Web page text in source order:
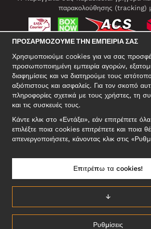
παρακολούθησης (tracking)
ΕΠΑΓΓΕΛΜΑΤΙΚΗ
Motley Denim Europe OÜ
Reg: 12356245
ΣΗΜΕΙΩΣΗ! Μη στέλνετε επιστρεφόμενα
ΕΛΛΆΔΑ/ΕΛΛΗΝΙΚΆ
ΠΡΟΣΑΡΜΌΖΟΥΜΕ ΤΗΝ ΕΜΠΕΙΡΊΑ ΣΑΣ
Χρησιμοποιούμε cookies για να σας
προσωποποιημένη εμπειρία αγορών,
διαφημίσεις και να διατηρούμε τους
αξιόπιστους και ασφαλείς. Για τον σκοπό
πληροφορίες σχετικά με τους χρήστες, τη
και τις συσκευές τους.
Κάντε κλικ στο «Εντάξει», εάν επιτρέπετε
επιλέξτε ποια cookies επιτρέπετε και ποια
απενεργοποιήσετε, κάνοντας κλικ στις
Ρυθμίσεις
↓
Επιτρέπω τα cookies!